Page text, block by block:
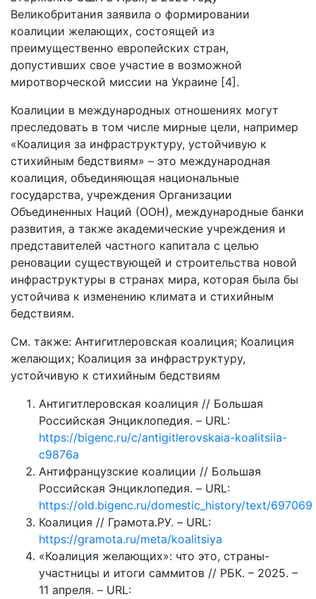
Великобритания заявила о формировании
коалиции желающих, состоящей из
преимущественно европейских стран,
допустивших свое участие в возможной
миротворческой миссии на Украине [4].
Коалиции в международных отношениях могут
преследовать в том числе мирные цели, например
«Коалиция за инфраструктуру, устойчивую к
стихийным бедствиям» – это международная
коалиция, объединяющая национальные
государства, учреждения Организации
Объединенных Наций (ООН), международные банки
развития, а также академические учреждения и
представителей частного капитала с целью
реновации существующей и строительства новой
инфраструктуры в странах мира, которая была бы
устойчива к изменению климата и стихийным
бедствиям.
См. также: Антигитлеровская коалиция; Коалиция
желающих; Коалиция за инфраструктуру,
устойчивую к стихийным бедствиям
Антигитлеровская коалиция // Большая
Российская Энциклопедия. – URL:
https://bigenc.ru/c/antigitlerovskaia-koalitsiia-
c9876a
Антифранцузские коалиции // Большая
Российская Энциклопедия. – URL:
https://old.bigenc.ru/domestic_history/text/697069
Коалиция // Грамота.РУ. – URL:
https://gramota.ru/meta/koalitsiya
«Коалиция желающих»: что это, страны-
участницы и итоги саммитов // РБК. – 2025. –
11 апреля. – URL: